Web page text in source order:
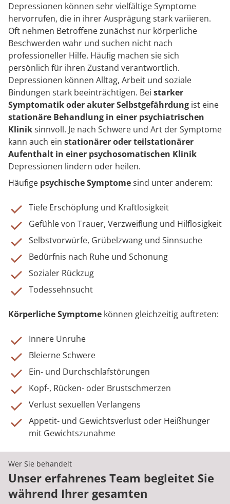
Depressionen können sehr vielfältige Symptome
hervorrufen, die in ihrer Ausprägung stark variieren.
Oft nehmen Betroffene zunächst nur körperliche
Beschwerden wahr und suchen nicht nach
professioneller Hilfe. Häufig machen sie sich
persönlich für ihren Zustand verantwortlich.
Depressionen können Alltag, Arbeit und soziale
Bindungen stark beeinträchtigen. Bei starker
Symptomatik oder akuter Selbstgefährdung ist eine
stationäre Behandlung in einer psychiatrischen
Kliniksinnvoll. Je nach Schwere und Art der Symptome
kann auch ein stationärer oder teilstationärer
Aufenthalt in einer psychosomatischen Klinik
Depressionen lindern oder heilen.
Häufige psychische Symptomesind unter anderem:
Tiefe Erschöpfung und Kraftlosigkeit
Gefühle von Trauer, Verzweiflung und Hilflosigkeit
Selbstvorwürfe, Grübelzwang und Sinnsuche
Bedürfnis nach Ruhe und Schonung
Sozialer Rückzug
Todessehnsucht
Körperliche Symptome können gleichzeitig auftreten:
Innere Unruhe
Bleierne Schwere
Ein- und Durchschlafstörungen
Kopf-, Rücken- oder Brustschmerzen
Verlust sexuellen Verlangens
Appetit- und Gewichtsverlust oder Heißhunger
mit Gewichtszunahme
Wer Sie behandelt
Unser erfahrenes Team begleitet Sie
während Ihrer gesamten